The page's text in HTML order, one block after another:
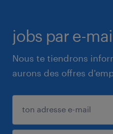
jobs par e-
Nous te tiendrons
aurons des offres